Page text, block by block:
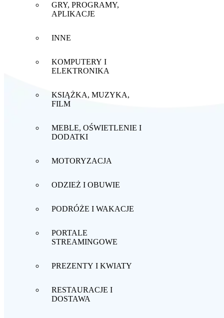
GRY, PROGRAMY,
APLIKACJE
INNE
KOMPUTERY I
ELEKTRONIKA
KSIĄŻKA, MUZYKA,
FILM
MEBLE, OŚWIETLENIE I
DODATKI
MOTORYZACJA
ODZIEŻ I OBUWIE
PODRÓŻE I WAKACJE
PORTALE
STREAMINGOWE
PREZENTY I KWIATY
RESTAURACJE I
DOSTAWA